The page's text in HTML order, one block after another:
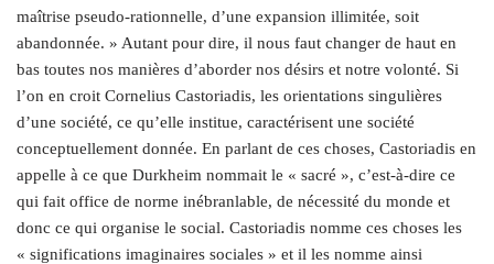
maîtrise pseudo-rationnelle, d’une expansion illimitée, soit
abandonnée. » Autant pour dire, il nous faut changer de haut en
bas toutes nos manières d’aborder nos désirs et notre volonté. Si
l’on en croit Cornelius Castoriadis, les orientations singulières
d’une société, ce qu’elle institue, caractérisent une société
conceptuellement donnée. En parlant de ces choses, Castoriadis en
appelle à ce que Durkheim nommait le « sacré », c’est-à-dire ce
qui fait office de norme inébranlable, de nécessité du monde et
donc ce qui organise le social. Castoriadis nomme ces choses les
« significations imaginaires sociales » et il les nomme ainsi